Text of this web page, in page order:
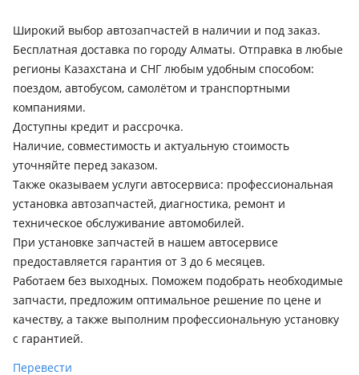
Lexus LX 470
2002 - 2007 2 поколение рестайлинг (UZJ100), 1998 - 2002 2
поколение (UZJ100)
Lexus LX 570
2015 - н.в. 3 поколение [2-й рестайлинг] (J2), 2012 - 2015 3
поколение рестайлинг (J2), 2007 - 2012 3 поколение (J2)
Lexus RX 300
1997 - 2003 1 поколение (MCU15), 2003 - 2006 2 поколение
(U3), 2015 - 2019 4 поколение (L2), 2019 - н.в. 4 поколение
рестайлинг (L2)
Lexus RX 330
1997 - 2003 1 поколение (MCU15), 2003 - 2006 2 поколение
(U3)
Lexus RX 350
1997 - 2003 1 поколение (MCU15), 2019 - н.в. 4 поколение
рестайлинг (L2), 2003 - 2006 2 поколение (U3), 2015 - 2019 4
Широкий выбор автозапчастей в наличии и под заказ.
Бесплатная доставка по городу Алматы. Отправка в любые
регионы Казахстана и СНГ любым удобным способом:
поездом, автобусом, самолётом и транспортными
компаниями.
Доступны кредит и рассрочка.
Наличие, совместимость и актуальную стоимость
уточняйте перед заказом.
Также оказываем услуги автосервиса: профессиональная
установка автозапчастей, диагностика, ремонт и
техническое обслуживание автомобилей.
При установке запчастей в нашем автосервисе
предоставляется гарантия от 3 до 6 месяцев.
Работаем без выходных. Поможем подобрать необходимые
запчасти, предложим оптимальное решение по цене и
качеству, а также выполним профессиональную установку
с гарантией.
Перевести